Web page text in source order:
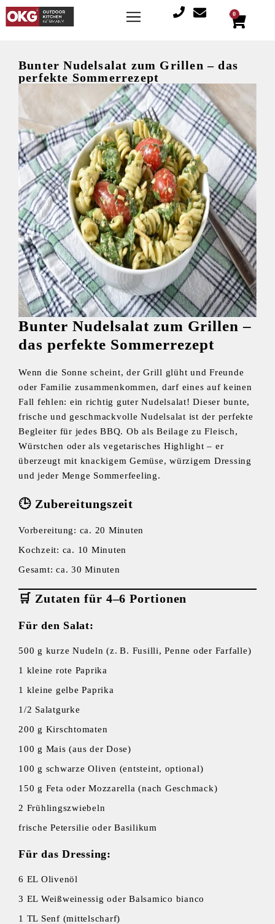
0
Bunter Nudelsalat zum Grillen – das
perfekte Sommerrezept
Bunter Nudelsalat zum Grillen –
das perfekte Sommerrezept
Wenn die Sonne scheint, der Grill glüht und Freunde
oder Familie zusammenkommen, darf eines auf keinen
Fall fehlen: ein richtig guter Nudelsalat! Dieser bunte,
frische und geschmackvolle Nudelsalat ist der perfekte
Begleiter für jedes BBQ. Ob als Beilage zu Fleisch,
Würstchen oder als vegetarisches Highlight – er
überzeugt mit knackigem Gemüse, würzigem Dressing
und jeder Menge Sommerfeeling.
🕒 Zubereitungszeit
Vorbereitung: ca. 20 Minuten
Kochzeit: ca. 10 Minuten
Gesamt: ca. 30 Minuten
🛒 Zutaten für 4–6 Portionen
Für den Salat:
500 g kurze Nudeln (z. B. Fusilli, Penne oder Farfalle)
1 kleine rote Paprika
1 kleine gelbe Paprika
1/2 Salatgurke
200 g Kirschtomaten
100 g Mais (aus der Dose)
100 g schwarze Oliven (entsteint, optional)
150 g Feta oder Mozzarella (nach Geschmack)
2 Frühlingszwiebeln
frische Petersilie oder Basilikum
Für das Dressing:
6 EL Olivenöl
3 EL Weißweinessig oder Balsamico bianco
1 TL Senf (mittelscharf)